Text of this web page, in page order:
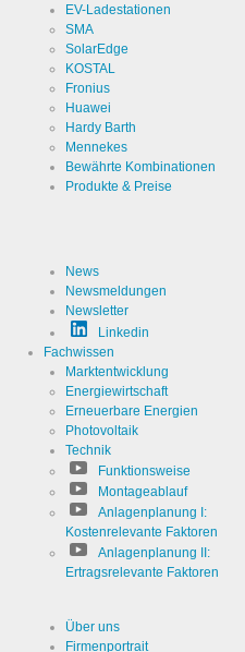
EV-Ladestationen
SMA
SolarEdge
KOSTAL
Fronius
Huawei
Hardy Barth
Mennekes
Bewährte Kombinationen
Produkte & Preise
News
Newsmeldungen
Newsletter
Linkedin
Fachwissen
Marktentwicklung
Energiewirtschaft
Erneuerbare Energien
Photovoltaik
Technik
Funktionsweise
Montageablauf
Anlagenplanung I:
Kostenrelevante Faktoren
Anlagenplanung II:
Ertragsrelevante Faktoren
Über uns
Firmenportrait